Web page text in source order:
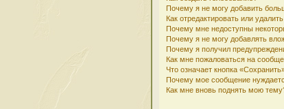
Почему я не могу добавить
Как отредактировать или
Почему мне недоступны
Почему я не могу добавлять
Почему я получил
Как мне пожаловаться на
Что означает кнопка
Почему мое сообщение
Как мне вновь поднять мою